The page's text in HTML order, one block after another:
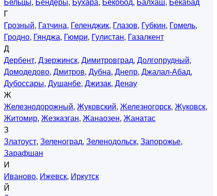
Г
Грозный, Гатчина, Геленджик, Глазов, Губкин, Гомель,
Гродно, Гянджа, Гюмри, Гулистан, Газалкент
Д
Дербент, Дзержинск, Димитровград, Долгопрудный,
Домодедово, Дмитров, Дубна, Днепр, Джалал-Абад,
Дубоссары, Душанбе, Джизак, Денау
Ж
Железнодорожный, Жуковский, Железногорск, Жуковск,
Житомир, Жезказган, Жанаозен, Жанатас
З
Златоуст, Зеленоград, Зеленодольск, Запорожье,
Зарафшан
И
Иваново, Ижевск, Иркутск
Й